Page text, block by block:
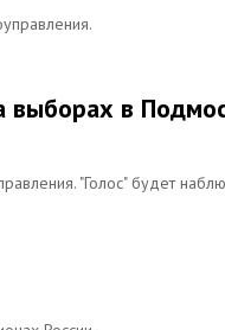
выборах в
"Голос" будет